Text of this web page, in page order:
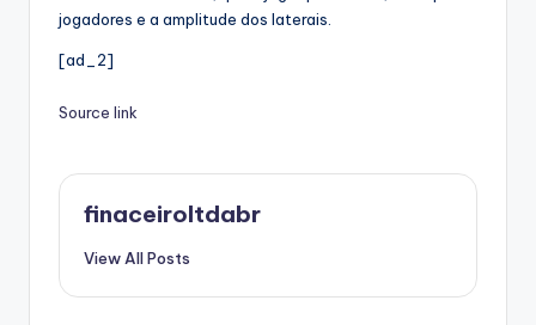
jogadores e a amplitude dos laterais.
[ad_2]
Source link
finaceiroltdabr
View All Posts